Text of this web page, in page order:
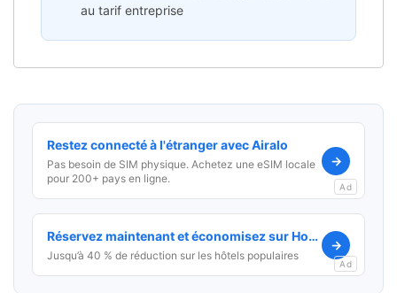
au tarif entreprise
Restez connecté à l'étranger avec Airalo
Pas besoin de SIM physique. Achetez une eSIM locale
pour 200+ pays en ligne.
→
Ad
Réservez maintenant et économisez sur Hotels.com
Jusqu’à 40 % de réduction sur les hôtels populaires
→
Ad